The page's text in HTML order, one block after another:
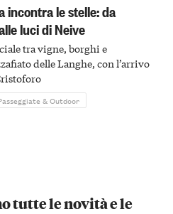
incontra le stelle: da
luci di Neive
tra vigne, borghi e
delle Langhe, con l’arrivo
& Outdoor
tutte le novità e le